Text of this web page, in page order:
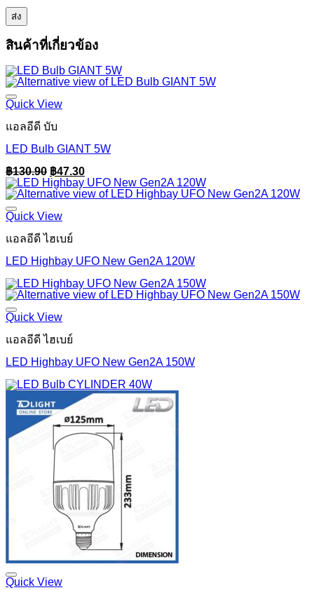
สินค้าที่เกี่ยวข้อง
Quick View
แอลอีดี บับ
LED Bulb GIANT 5W
฿130.90 Original
price
was:
฿47.30Current
price
is:
Quick View
แอลอีดี ไฮเบย์
LED Highbay UFO New Gen2A 120W
Quick View
แอลอีดี ไฮเบย์
LED Highbay UFO New Gen2A 150W
Quick View